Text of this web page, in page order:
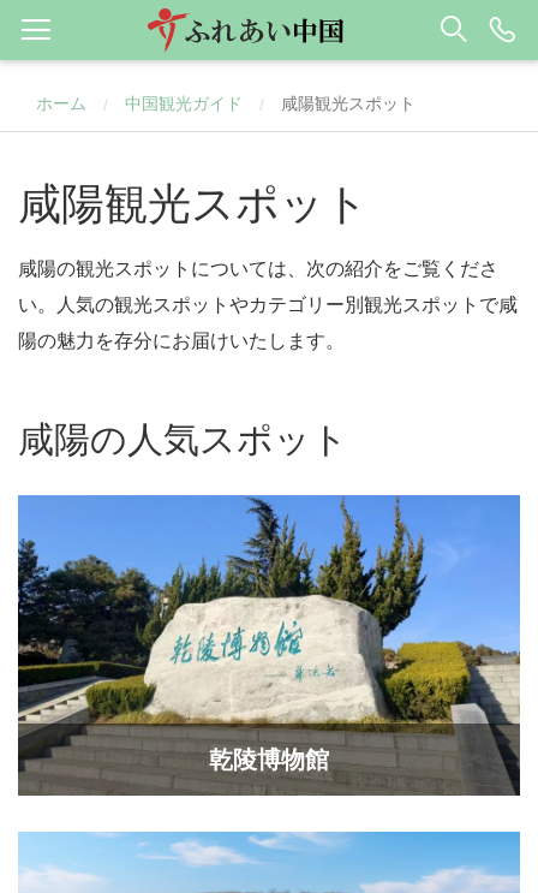
ホーム / 中国観光ガイド / 咸陽観光スポット
咸陽観光スポット
咸陽の観光スポットについては、次の紹介をご覧くださ
い。人気の観光スポットやカテゴリー別観光スポットで咸
陽の魅力を存分にお届けいたします。
咸陽の人気スポット
乾陵博物館